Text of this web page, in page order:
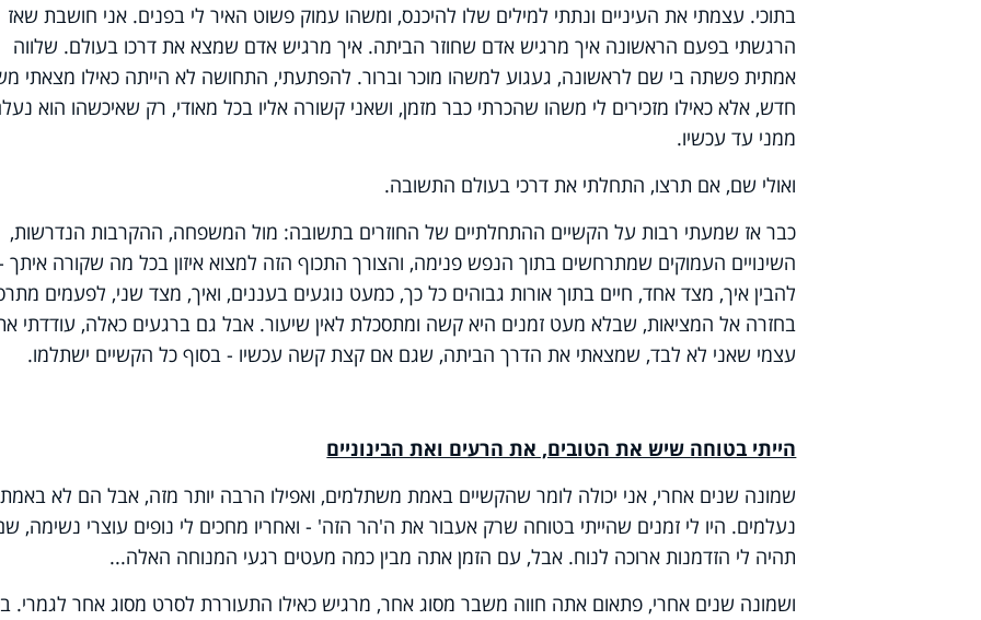
בתוכי. עצמתי את העיניים ונתתי למילים שלו להיכנס, ומשהו עמוק פשוט האיר לי בפנים. אני חושבת שאז
הרגשתי בפעם הראשונה איך מרגיש אדם שחוזר הביתה. איך מרגיש אדם שמצא את דרכו בעולם. שלווה
אמתית פשתה בי שם לראשונה, געגוע למשהו מוכר וברור. להפתעתי, התחושה לא הייתה כאילו מצאתי
חדש, אלא כאילו מזכירים לי משהו שהכרתי כבר מזמן, ושאני קשורה אליו בכל מאודי, רק שאיכשהו הוא
ממני עד עכשיו.
ואולי שם, אם תרצו, התחלתי את דרכי בעולם התשובה.
כבר אז שמעתי רבות על הקשיים ההתחלתיים של החוזרים בתשובה: מול המשפחה, ההקרבות הנדרשות,
השינויים העמוקים שמתרחשים בתוך הנפש פנימה, והצורך התכוף הזה למצוא איזון בכל מה שקורה איתך
להבין איך, מצד אחד, חיים בתוך אורות גבוהים כל כך, כמעט נוגעים בעננים, ואיך, מצד שני, לפעמים
בחזרה אל המציאות, שבלא מעט זמנים היא קשה ומתסכלת לאין שיעור. אבל גם ברגעים כאלה, עודדתי
עצמי שאני לא לבד, שמצאתי את הדרך הביתה, שגם אם קצת קשה עכשיו - בסוף כל הקשיים ישתלמו.
הייתי בטוחה שיש את הטובים, את הרעים ואת הבינוניים
שמונה שנים אחרי, אני יכולה לומר שהקשיים באמת משתלמים, ואפילו הרבה יותר מזה, אבל הם לא באמת
נעלמים. היו לי זמנים שהייתי בטוחה שרק אעבור את ה'הר הזה' - ואחריו מחכים לי נופים עוצרי נשימה,
תהיה לי הזדמנות ארוכה לנוח. אבל, עם הזמן אתה מבין כמה מעטים רגעי המנוחה האלה...
ושמונה שנים אחרי, פתאום אתה חווה משבר מסוג אחר, מרגיש כאילו התעוררת לסרט מסוג אחר לגמרי.